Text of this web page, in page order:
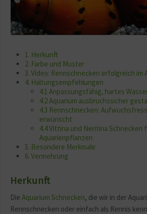
1. Herkunft
2. Farbe und Muster
3. Video: Rennschnecken erfolgreich im
4. Haltungsempfehlungen
4.1 Anpassungsfähig, hartes
4.2 Aquarium ausbruchssicher
4.3 Rennschnecken:
erwünscht
4.4 Vittina und Neritina Schnecken
Aquarienpflanzen
5. Besondere Merkmale
6. Vermehrung
Herkunft
Die Aquarium Schnecken, die wir in der
Rennschnecken oder einfach als Rennis